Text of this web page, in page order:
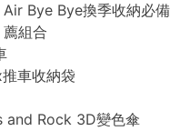
Air Bye Bye換季收納必
薦組合
車收納袋
and Rock 3D變色傘